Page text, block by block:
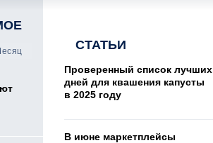
СТАТЬИ
Проверенный список лучших
дней для квашения капусты
в 2025 году
В июне маркетплейсы